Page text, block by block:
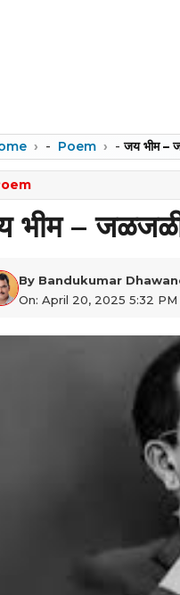
- Poem -जय भीम –
भीम –
By Bandukumar
On: April 20, 2025 5:32 PM